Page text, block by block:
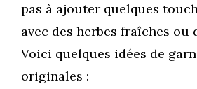
pas à ajouter quelques
avec des herbes fraîches ou
Voici quelques idées de
originales :